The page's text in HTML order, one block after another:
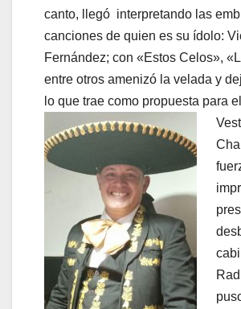
canto, llegó interpretando las
canciones de quien es su ídolo:
Fernández; con «Estos Celos»,
entre otros amenizó la velada y
lo que trae como propuesta para